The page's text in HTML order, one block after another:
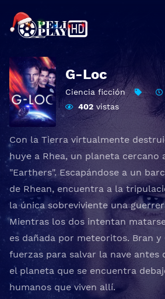
G-Loc
Ciencia ficción
402vistas
Con la Tierra virtualmente
huye a Rhea, un planeta cercano
"Earthers". Escapándose a un
de Rhean, encuentra a la
la única sobreviviente una
Mientras los dos intentan
es dañada por meteoritos. Bran y
fuerzas para salvar la nave antes
el planeta que se encuentra
humanos que viven allí.